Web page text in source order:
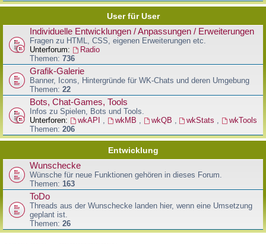
User für User
Individuelle Entwicklungen / Anpassungen / Erweiterungen
Fragen zu HTML, CSS, eigenen Erweiterungen etc.
Unterforum:
Radio
Themen: 736
Grafik-Galerie
Banner, Icons, Hintergründe für WK-Chats und deren Umgebung
Themen: 22
Bots, Chat-Games, Tools
Infos zu Spielen, Bots und Tools.
Unterforen:
wkAPI , wkMB , wkQB , wkStats ,
wkTools
Themen: 206
Entwicklung
Wunschecke
Wünsche für neue Funktionen gehören in dieses Forum.
Themen: 163
ToDo
Threads aus der Wunschecke landen hier, wenn eine Umsetzung
geplant ist.
Themen: 26